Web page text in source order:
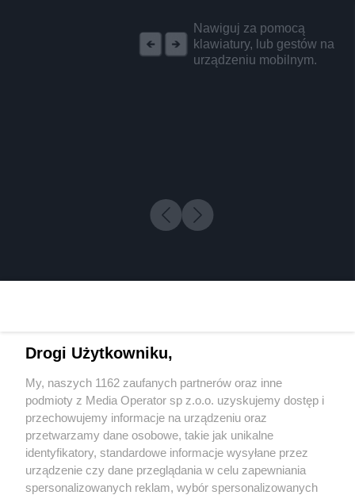
Nawiguj za pomocą
klawiatury, lub gestów na
urządzeniu mobilnym.
4 / 0
Wydawca mediów lokalnych
Drogi Użytkowniku,
My, naszych 1162 zaufanych partnerów oraz inne
podmioty z Media Operator sp z.o.o. uzyskujemy dostęp i
przechowujemy informacje na urządzeniu oraz
przetwarzamy dane osobowe, takie jak unikalne
identyfikatory, standardowe informacje wysyłane przez
urządzenie czy dane przeglądania w celu zapewniania
spersonalizowanych reklam, wybór spersonalizowanych